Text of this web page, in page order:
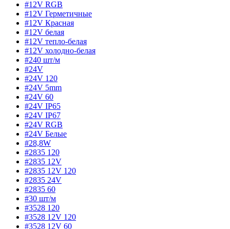
#12V RGB
#12V Герметичные
#12V Красная
#12V белая
#12V тепло-белая
#12V холодно-белая
#240 шт/м
#24V
#24V 120
#24V 5mm
#24V 60
#24V IP65
#24V IP67
#24V RGB
#24V Белые
#28,8W
#2835 120
#2835 12V
#2835 12V 120
#2835 24V
#2835 60
#30 шт/м
#3528 120
#3528 12V 120
#3528 12V 60